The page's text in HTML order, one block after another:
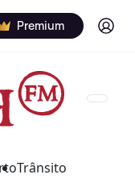
Premium Log in
Trânsito